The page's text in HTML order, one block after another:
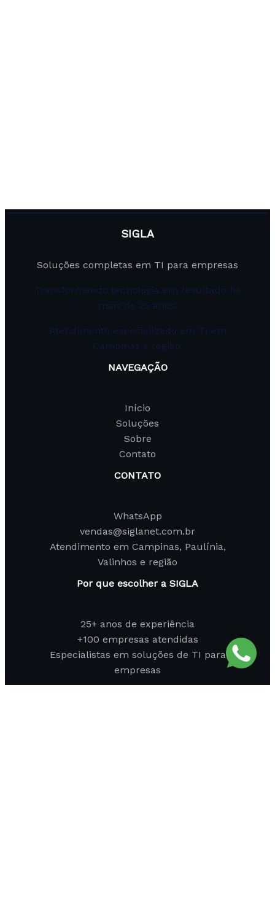
SIGLA
Soluções completas em TI para empresas
Transformando tecnologia em resultado há
mais de 25 anos.
Atendimento especializado em TI em
Campinas e região.
NAVEGAÇÃO
Início
Soluções
Sobre
Contato
CONTATO
WhatsApp
vendas@siglanet.com.br
Atendimento em Campinas, Paulínia,
Valinhos e região
Por que escolher a SIGLA
25+ anos de experiência
+100 empresas atendidas
Especialistas em soluções de TI para
empresas